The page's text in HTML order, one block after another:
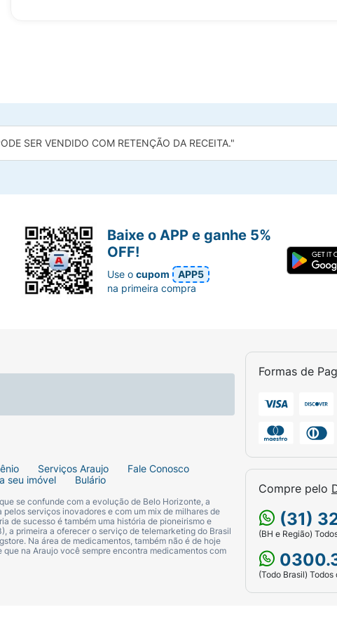
SER VENDIDO COM RETENÇÃO DA RECEITA."
Serviços Araujo
Fale Conosco
seu imóvel Bulário
se confunde com a evolução de Belo Horizonte, a
serviços inovadores e com um mix de milhares de
de sucesso é também uma história de pioneirismo e
a primeira a oferecer o serviço de telemarketing do Brasil
Na área de medicamentos, também não é de hoje
na Araujo você sempre encontra medicamentos com
Formas de
Compre pelo
(31)
(BH e Região)
(Todo Brasil)
Baixe o APP e ganhe 5%
OFF!
Use ocupom
APP5
na primeira compra